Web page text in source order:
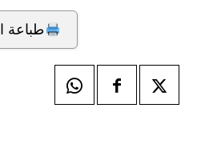
طباعة